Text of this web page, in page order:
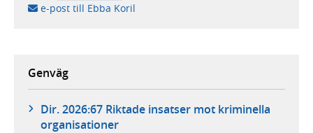
e-post till Ebba Koril
Genväg
Dir. 2026:67 Riktade insatser mot kriminella
organisationer